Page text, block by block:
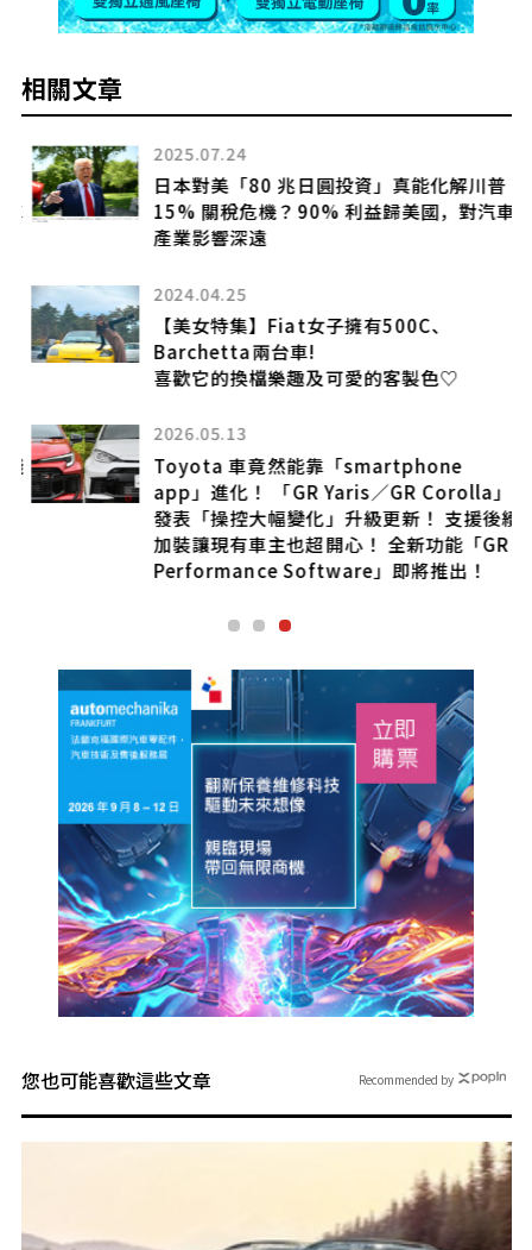
相關文章
2025.07.24
日本對美「80 兆日圓投資」真能化解川普
15% 關稅危機？90% 利益歸美國，對汽車
產業影響深遠
2024.04.25
【美女特集】Fiat女子擁有500C、
Barchetta兩台車!
喜歡它的換檔樂趣及可愛的客製色♡
2026.05.13
Toyota 車竟然能靠「smartphone
app」進化！ 「GR Yaris／GR Corolla」
發表「操控大幅變化」升級更新！ 支援後續
加裝讓現有車主也超開心！ 全新功能「GR
Performance Software」即將推出！
您也可能喜歡這些文章 Recommended by